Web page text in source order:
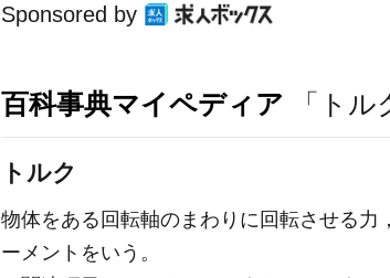
Sponsored by
百科事典マイペディア 「トル
トルク
物体をある回転軸のまわりに回転させる力
ーメントをいう。